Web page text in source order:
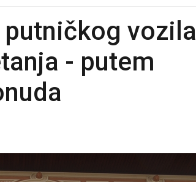
vozila
- putem